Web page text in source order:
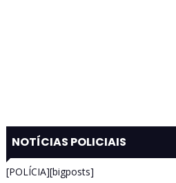
NOTÍCIAS POLICIAIS
[POLÍCIA][bigposts]